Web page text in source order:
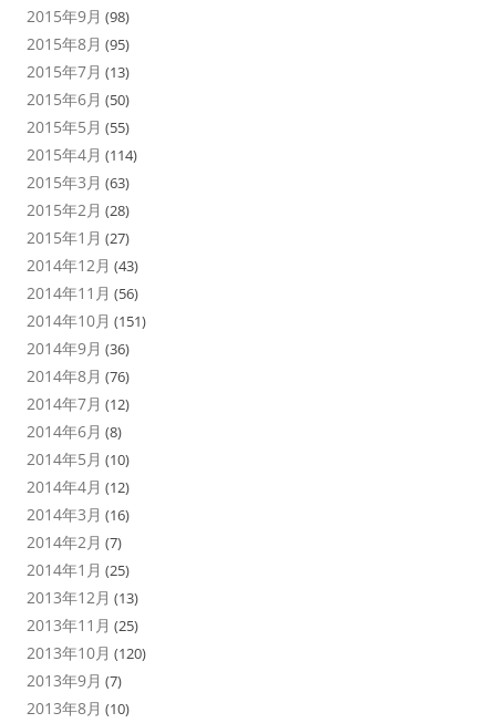
2015年9月 (98)
2015年8月 (95)
2015年7月 (13)
2015年6月 (50)
2015年5月 (55)
2015年4月 (114)
2015年3月 (63)
2015年2月 (28)
2015年1月 (27)
2014年12月 (43)
2014年11月 (56)
2014年10月 (151)
2014年9月 (36)
2014年8月 (76)
2014年7月 (12)
2014年6月 (8)
2014年5月 (10)
2014年4月 (12)
2014年3月 (16)
2014年2月 (7)
2014年1月 (25)
2013年12月 (13)
2013年11月 (25)
2013年10月 (120)
2013年9月 (7)
2013年8月 (10)